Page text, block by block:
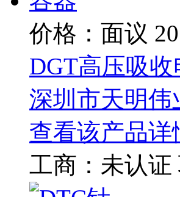
价格：面议
DGT高压吸收
深圳市天明
查看该产品详
工商： 未认证